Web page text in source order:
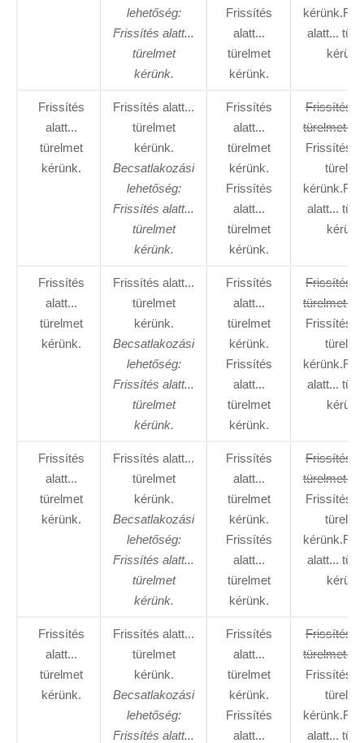
lehetőség:
Frissítés alatt...
türelmet
kérünk.
Frissítés
alatt...
türelmet
kérünk.
alatt...
Frissítés
alatt...
türelmet
kérünk.
Frissítés alatt...
türelmet
kérünk.
Becsatlakozási
lehetőség:
Frissítés alatt...
türelmet
kérünk.
Frissítés
alatt...
türelmet
kérünk.
Frissítés
alatt...
türelmet
kérünk.
Frissítés
türelmet
Frissítés
alatt...
Frissítés
alatt...
türelmet
kérünk.
Frissítés alatt...
türelmet
kérünk.
Becsatlakozási
lehetőség:
Frissítés alatt...
türelmet
kérünk.
Frissítés
alatt...
türelmet
kérünk.
Frissítés
alatt...
türelmet
kérünk.
Frissítés
türelmet
Frissítés
alatt...
Frissítés
alatt...
türelmet
kérünk.
Frissítés alatt...
türelmet
kérünk.
Becsatlakozási
lehetőség:
Frissítés alatt...
türelmet
kérünk.
Frissítés
alatt...
türelmet
kérünk.
Frissítés
alatt...
türelmet
kérünk.
Frissítés
türelmet
Frissítés
alatt...
Frissítés
alatt...
türelmet
kérünk.
Frissítés alatt...
türelmet
kérünk.
Becsatlakozási
lehetőség:
Frissítés alatt...
Frissítés
alatt...
türelmet
kérünk.
Frissítés
alatt...
Frissítés
türelmet
Frissítés
alatt...